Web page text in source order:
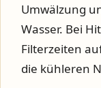
Umwälzung
Wasser. Bei
Filterzeiten
die kühleren